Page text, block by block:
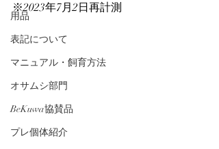
用品
表記について
マニュアル・飼育方法
オサムシ部門
BeKuwa協賛品
プレ個体紹介
※2023年7月2日再計測